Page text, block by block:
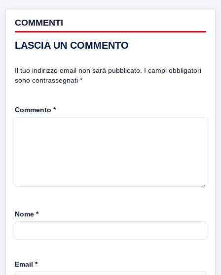
COMMENTI
LASCIA UN COMMENTO
Il tuo indirizzo email non sarà pubblicato. I campi obbligatori
sono contrassegnati *
Commento *
Nome *
Email *